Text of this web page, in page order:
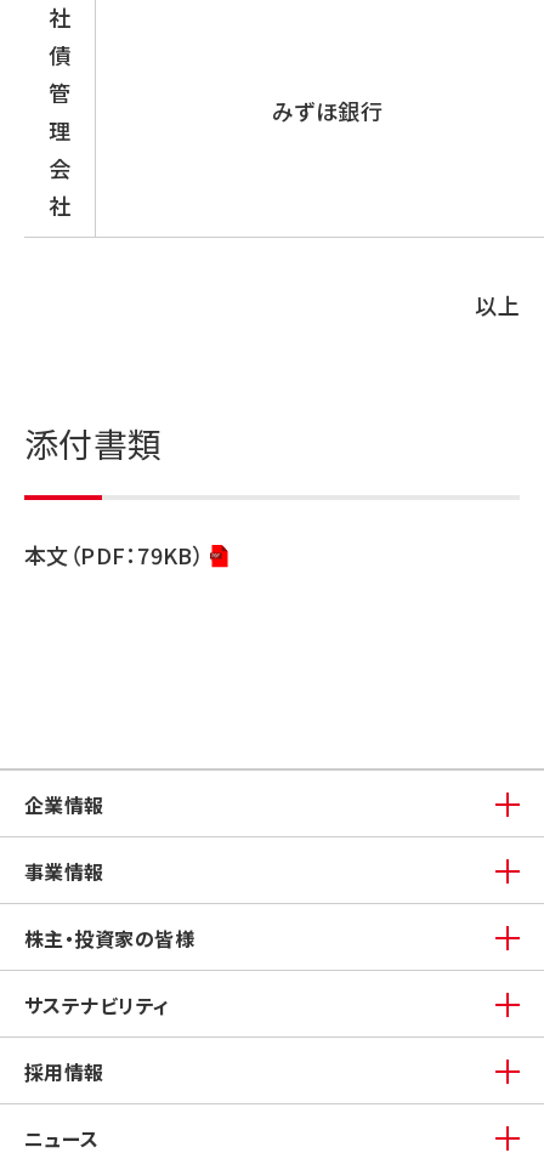
社
債
管
理
会
社
みずほ銀行
以上
添付書類
本文（PDF：79KB）
企業情報
事業情報
株主・投資家の皆様
サステナビリティ
採用情報
ニュース